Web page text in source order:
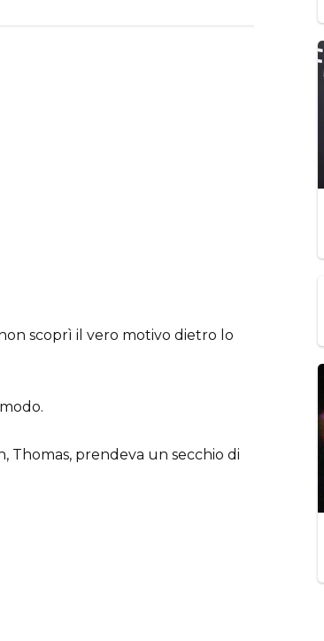
scoprì il vero motivo dietro lo
Thomas, prendeva un secchio di